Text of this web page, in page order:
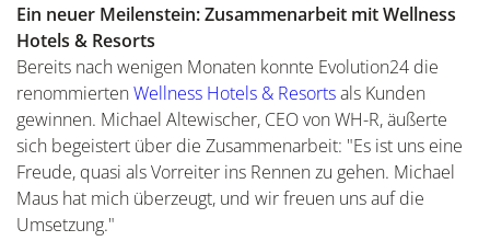
Ein neuer Meilenstein: Zusammenarbeit mit Wellness
Hotels & Resorts
Bereits nach wenigen Monaten konnte Evolution24 die
renommiertenWellness Hotels & Resortsals Kunden
gewinnen. Michael Altewischer, CEO von WH-R, äußerte
sich begeistert über die Zusammenarbeit: "Es ist uns eine
Freude, quasi als Vorreiter ins Rennen zu gehen. Michael
Maus hat mich überzeugt, und wir freuen uns auf die
Umsetzung."